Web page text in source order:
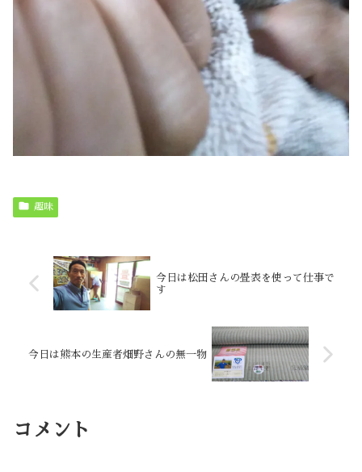
趣味
今日は松田さんの畳表を使って仕事で
す
今日は熊本の生産者畑野さんの無一物
コメント